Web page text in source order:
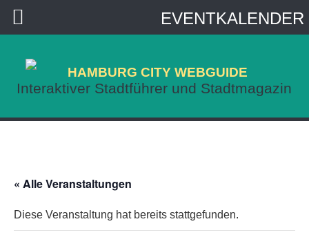
HAMBURG CITY WEBGUIDE
Interaktiver Stadtführer und Stadtmagazin
« Alle Veranstaltungen
Diese Veranstaltung hat bereits stattgefunden.
EVENTKALENDER